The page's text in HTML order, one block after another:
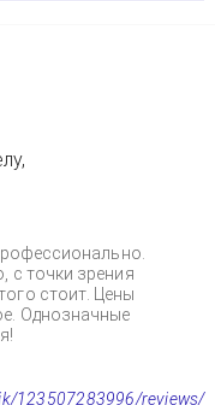
с точки зрения
стоит. Цены
Однозначные
123507283996/reviews/